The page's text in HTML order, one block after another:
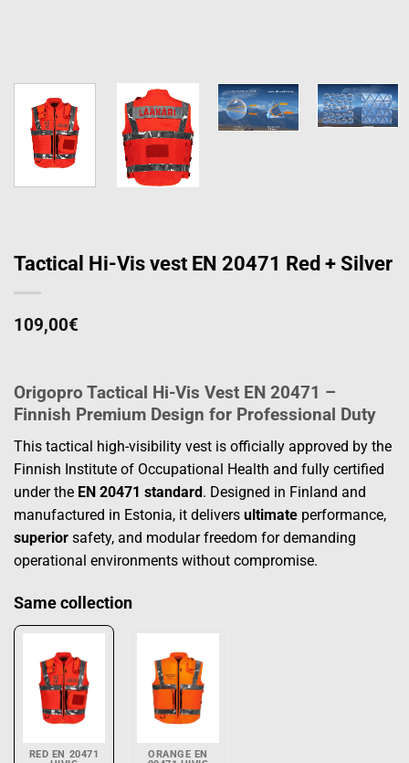
Tactical Hi-Vis vest EN 20471 Red + Silver
109,00€
Origopro Tactical Hi-Vis Vest EN 20471 –
Finnish Premium Design for Professional Duty
This tactical high-visibility vest is officially approved by the
Finnish Institute of Occupational Health and fully certified
under the EN 20471 standard. Designed in Finland and
manufactured in Estonia, it delivers ultimate performance,
superior safety, and modular freedom for demanding
operational environments without compromise.
Same collection
RED EN 20471
ORANGE EN